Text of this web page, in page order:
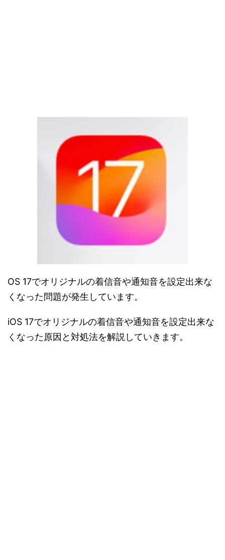
OS 17でオリジナルの着信音や通知音を設定出来な
くなった問題が発生しています。
iOS 17でオリジナルの着信音や通知音を設定出来な
くなった原因と対処法を解説していきます。